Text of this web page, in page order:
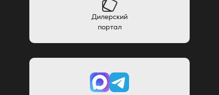
Дилерский
портал